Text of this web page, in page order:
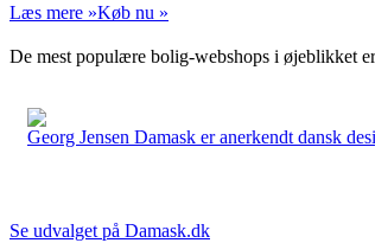
Læs mere »Køb nu »
De mest populære bolig-webshops i øjeblikket
Georg Jensen Damask er anerkendt dansk
Se udvalget på Damask.dk